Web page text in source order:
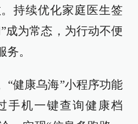
持续优化家庭医生签
成为常态，为行动不便
。
“健康乌海”小程序功能
手机一键查询健康档